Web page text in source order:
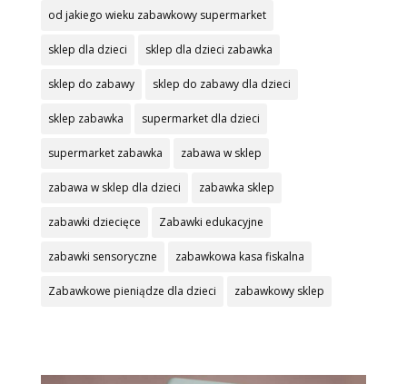
od jakiego wieku zabawkowy supermarket
sklep dla dzieci sklep dla dzieci zabawka
sklep do zabawy sklep do zabawy dla dzieci
sklep zabawka supermarket dla dzieci
supermarket zabawka zabawa w sklep
zabawa w sklep dla dzieci zabawka sklep
zabawki dziecięce Zabawki edukacyjne
zabawki sensoryczne zabawkowa kasa fiskalna
Zabawkowe pieniądze dla dzieci zabawkowy sklep